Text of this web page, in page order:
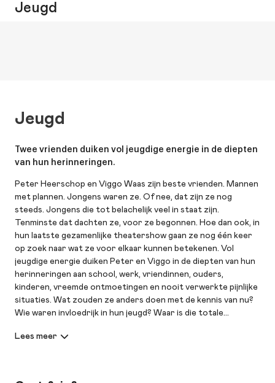
Jeugd
Jeugd
Twee vrienden duiken vol jeugdige energie in de diepten
van hun herinneringen.
Peter Heerschop en Viggo Waas zijn beste vrienden. Mannen
met plannen. Jongens waren ze. Of nee, dat zijn ze nog
steeds. Jongens die tot belachelijk veel in staat zijn.
Tenminste dat dachten ze, voor ze begonnen. Hoe dan ook, in
hun laatste gezamenlijke theatershow gaan ze nog één keer
op zoek naar wat ze voor elkaar kunnen betekenen. Vol
jeugdige energie duiken Peter en Viggo in de diepten van hun
herinneringen aan school, werk, vriendinnen, ouders,
kinderen, vreemde ontmoetingen en nooit verwerkte pijnlijke
situaties. Wat zouden ze anders doen met de kennis van nu?
Wie waren invloedrijk in hun jeugd? Waar is die totale
scène een nieuwe vraag. Ze hebben er wel hulp bij ingeroepen;